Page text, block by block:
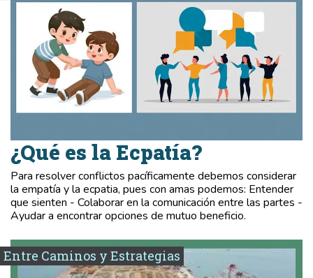
¿Qué es la Ecpatía?
Para resolver conflictos pacíficamente debemos considerar
la empatía y la ecpatia, pues con amas podemos: Entender
que sienten - Colaborar en la comunicación entre las partes -
Ayudar a encontrar opciones de mutuo beneficio.
Entre Caminos y Estrategias